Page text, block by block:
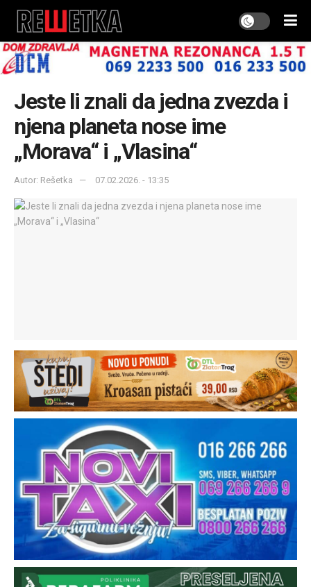
Jeste li znali da jedna zvezda i
njena planeta nose ime
„Morava“ i „Vlasina“
Autor: Rešetka 07.02.2026. - 13:35